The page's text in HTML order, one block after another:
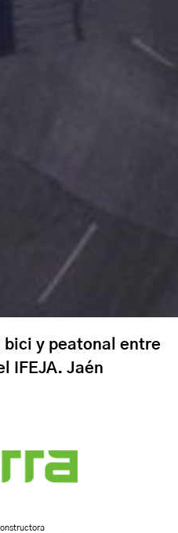
y peatonal entre
IFEJA. Jaén